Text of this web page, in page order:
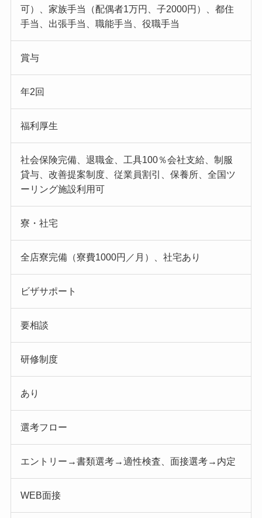
可）、家族手当（配偶者1万円、子2000円）、都住
手当、出張手当、職能手当、役職手当
賞与
年2回
福利厚生
社会保険完備、退職金、工具100％会社支給、制服
貸与、改善提案制度、従業員割引、保養所、全国ツ
ーリング施設利用可
寮・社宅
全店寮完備（寮費1000円／月）、社宅あり
ビザサポート
要相談
研修制度
あり
選考フロー
エントリー→書類選考→適性検査、面接選考→内定
WEB面接